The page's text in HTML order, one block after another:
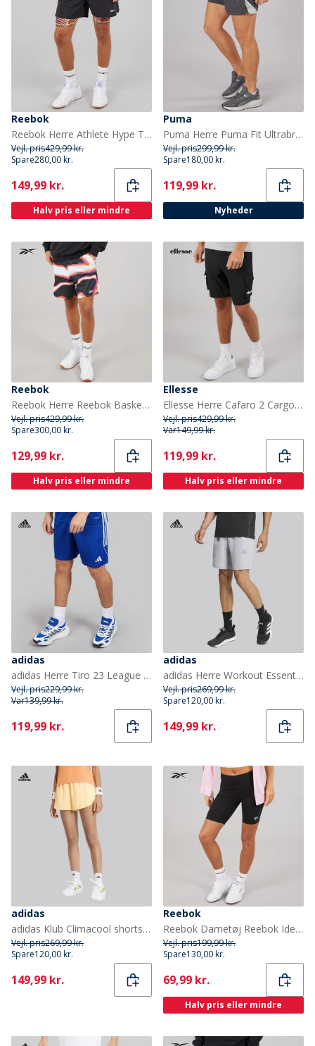
Reebok
Reebok Herre Athlete Hype To I Ét Shorts Sort/Electric Yellow
Vejl. pris429,99 kr.
Spare280,00 kr.
Current
149,99 kr.
Halv pris eller mindre
Puma
Puma Herre Puma Fit Ultrabreathe Stretch 5 Tommer Marmor Træningsshorts Grå/Blå
Vejl. pris299,99 kr.
Spare180,00 kr.
Current
119,99 kr.
Nyheder
Reebok
Reebok Herre Reebok Basketball Grafik 7 Tommer Overgang Shorts Heat Wave
Vejl. pris429,99 kr.
Spare300,00 kr.
Current
129,99 kr.
Halv pris eller mindre
Ellesse
Ellesse Herre Cafaro 2 Cargo Shorts Sort
Vejl. pris429,99 kr.
Var149,99 kr.
Current
119,99 kr.
Halv pris eller mindre
adidas
adidas Herre Tiro 23 League Shorts Team Royal Blue/Hvid
Vejl. pris229,99 kr.
Var139,99 kr.
Current
119,99 kr.
adidas
adidas Herre Workout Essentials Base Melange Vævede Shorts Halo Silver Mel
Vejl. pris269,99 kr.
Spare120,00 kr.
Current
149,99 kr.
adidas
adidas Klub Climacool shorts til damer Ice Tangerine
Vejl. pris269,99 kr.
Spare120,00 kr.
Current
149,99 kr.
Reebok
Reebok Dametøj Reebok Identity Lille Logo Tætsiddende Shorts Sort
Vejl. pris199,99 kr.
Spare130,00 kr.
Current
69,99 kr.
Halv pris eller mindre